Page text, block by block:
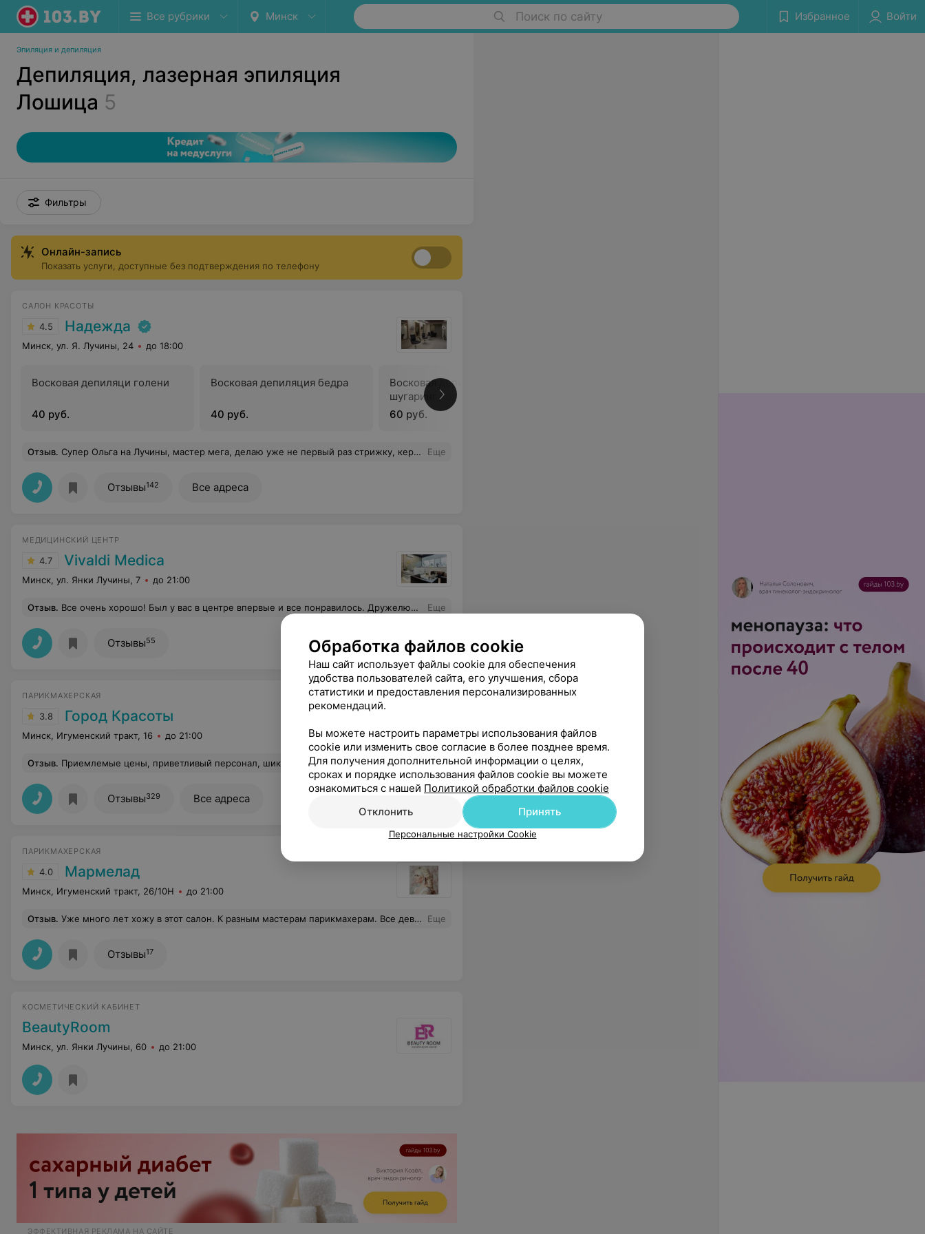
Все рубрики Минск Поиск по сайту Избранное Войти
Эпиляция и депиляция
Депиляция, лазерная эпиляция
Лошица 5
Фильтры
Онлайн-запись
Показать услуги, доступные без подтверждения по телефону
САЛОН КРАСОТЫ
4.5 Надежда
Минск, ул. Я. Лучины, 24 до 18:00
Восковая депиляци голени
40 руб.
Восковая депиляция бедра
40 руб.
Восковая депиляция /
шугаринг ног полностью
60 руб.
Отзыв. Супер Ольга на Лучины, мастер мега, делаю уже не первый раз стрижку, кератин, довольна очень! Еще
Отзывы142 Все адреса
МЕДИЦИНСКИЙ ЦЕНТР
4.7 Vivaldi Medica
Минск, ул. Янки Лучины, 7 до 21:00
Отзыв. Все очень хорошо! Был у вас в центре впервые и все понравилось. Дружелюбная атмосфера, вежливый и доброжелательный медперсонал. Отдельно хочу отметить Шамрей Елена Францевна: помогла мне и ответила на все мои вопросы! Еще
Отзывы55
ПАРИКМАХЕРСКАЯ
3.8 Город Красоты
Минск, Игуменский тракт, 16 до 21:00
Отзыв. Приемлемые цены, приветливый персонал, шикарная обстановка!!! Еще
Отзывы329 Все адреса
ПАРИКМАХЕРСКАЯ
4.0 Мармелад
Минск, Игуменский тракт, 26/10Н до 21:00
Отзыв. Уже много лет хожу в этот салон. К разным мастерам парикмахерам. Все девочки большие молодцы! Алена и Кристина ваш маникюр пезупречен) . Последняя окраска волос у Оксаны просто супер! Цены приятные. Кофе вкусный. Конфетки сладенькие. Спасибо! Еще
Отзывы17
КОСМЕТИЧЕСКИЙ КАБИНЕТ
BeautyRoom
Минск, ул. Янки Лучины, 60 до 21:00
ЭФФЕКТИВНАЯ РЕКЛАМА НА САЙТЕ
Обработка файлов cookie
Наш сайт использует файлы cookie для обеспечения
удобства пользователей сайта, его улучшения, сбора
статистики и предоставления персонализированных
рекомендаций.
Вы можете настроить параметры использования файлов
cookie или изменить свое согласие в более позднее время.
Для получения дополнительной информации о целях,
сроках и порядке использования файлов cookie вы можете
ознакомиться с нашей Политикой обработки файлов cookie
Отклонить
Принять
Персональные настройки Cookie